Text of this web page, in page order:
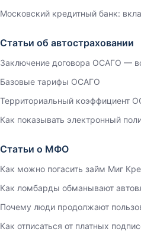
Московский кредитный банк:
Статьи об автостраховании
Заключение договора ОСАГО —
Базовые тарифы ОСАГО
Территориальный коэффициент
Как показывать электронный
Статьи о МФО
Как можно погасить займ Миг
Как ломбарды обманывают
Почему люди продолжают
Как отписаться от платных